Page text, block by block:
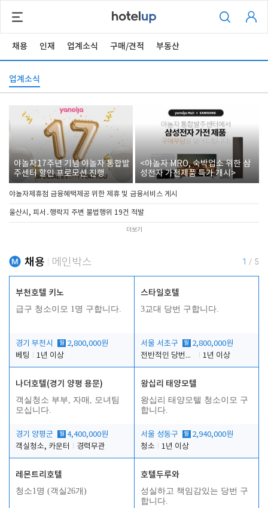
채용 인재 업계소식 구매/견적 부동산
업계소식
야놀자17주년 기념 야놀자 통합발
주센터 할인 프로모션 진행
<야놀자 MRO, 숙박업소 위한 삼
성전자 가전제품 특가 개시>
야놀자제휴점 금융혜택제공 위한 제휴 및 금융서비스 게시
울산시, 피서․행락지 주변 불법행위 19건 적발
더보기
채용 메인박스 1 / 5
부천호텔 키노
급구 청소이모 1명 구합니다.
경기 부천시 월 2,800,000원
베팅
1년 이상
스타일호텔
3교대 당번 구합니다.
서울 서초구 월 2,800,000원
전반적인 당번업무
1년 이상
나더호텔(경기 양평 용문)
객실청소 부부, 자매, 모녀팀
모십니다.
경기 양평군 월 4,400,000원
객실청소, 카운터
경력무관
왕십리 태양모텔
왕십리 태양모텔 청소이모 구
합니다.
서울 성동구 월 2,940,000원
청소
1년 이상
레몬트리호텔
청소1명 (객실26개)
호텔두루와
성실하고 책임감있는 당번 구
합니다.